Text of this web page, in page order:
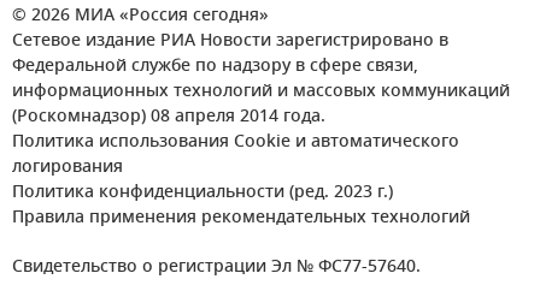
© 2026 МИА «Россия сегодня»
Сетевое издание РИА Новости зарегистрировано в
Федеральной службе по надзору в сфере связи,
информационных технологий и массовых коммуникаций
(Роскомнадзор) 08 апреля 2014 года.
Политика использования Cookie и автоматического
логирования
Политика конфиденциальности (ред. 2023 г.)
Правила применения рекомендательных технологий
Свидетельство о регистрации Эл № ФС77-57640.